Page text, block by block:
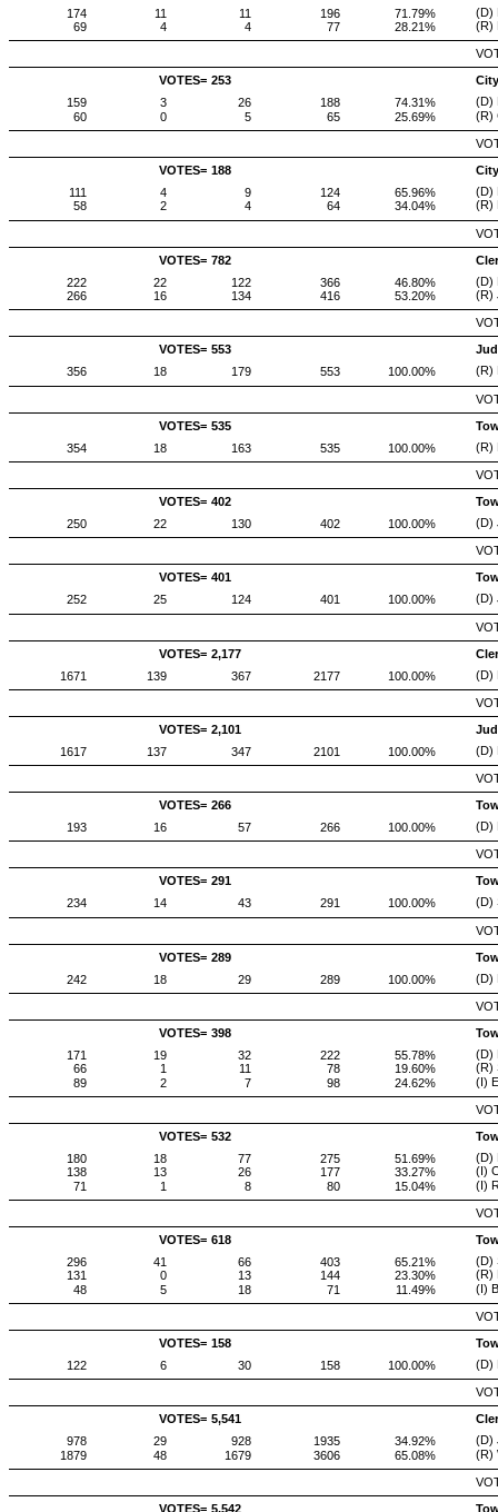
174
11 11 196 71.79%
(D)
69
4 4 77 28.21% (R)
VOTES= 253
159
3 26 188 74.31%
(D)
60
0 5 65 25.69% (R)
VOTES= 188
111
4 9 124 65.96%
(D)
58
2 4 64 34.04% (R)
VOTES= 782
222
22 122 366 46.80%
(D)
266
16 134 416 53.20% (R)
VOTES= 553
356
18 179 553 100.00% (R)
VOTES= 535
354
18 163 535 100.00% (R)
VOTES= 402
250
22 130 402 100.00% (D)
VOTES= 401
252
25 124 401 100.00% (D)
VOTES= 2,177
1671
139 367 2177 100.00% (D)
VOTES= 2,101
1617
137 347 2101 100.00% (D)
VOTES= 266
193
16 57 266 100.00% (D)
VOTES= 291
234
14 43 291 100.00% (D)
VOTES= 289
242
18 29 289 100.00% (D)
VOTES= 398
171
19 32 222 55.78%
(D)
66
1 11 78 19.60%
(R)
89
2 7 98 24.62% (I)
VOTES= 532
180
18 77 275 51.69%
(D)
138
13 26 177 33.27%
(I)
71
1 8 80 15.04% (I)
VOTES= 618
296
41 66 403 65.21%
(D)
131
0 13 144 23.30%
(R)
48
5 18 71 11.49% (I)
VOTES= 158
122
6 30 158 100.00% (D)
VOTES= 5,541
978
29 928 1935 34.92%
(D)
1879
48 1679 3606 65.08% (R)
VOTES= 5,542